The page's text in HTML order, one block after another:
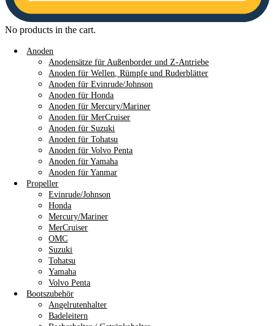
No products in the cart.
Anoden
Anodensätze für Außenborder und Z-Antriebe
Anoden für Wellen, Rümpfe und Ruderblätter
Anoden für Evinrude/Johnson
Anoden für Honda
Anoden für Mercury/Mariner
Anoden für MerCruiser
Anoden für Suzuki
Anoden für Tohatsu
Anoden für Volvo Penta
Anoden für Yamaha
Anoden für Yanmar
Propeller
Evinrude/Johnson
Honda
Mercury/Mariner
MerCruiser
OMC
Suzuki
Tohatsu
Yamaha
Volvo Penta
Bootszubehör
Angelrutenhalter
Badeleitern